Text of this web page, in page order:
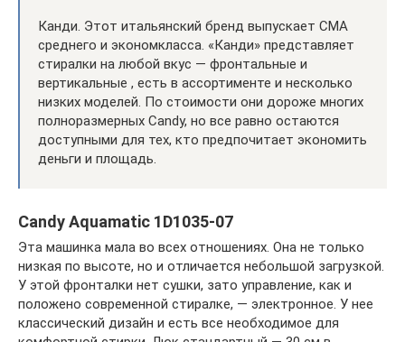
Канди. Этот итальянский бренд выпускает СМА
среднего и экономкласса. «Канди» представляет
стиралки на любой вкус — фронтальные и
вертикальные , есть в ассортименте и несколько
низких моделей. По стоимости они дороже многих
полноразмерных Candy, но все равно остаются
доступными для тех, кто предпочитает экономить
деньги и площадь.
Candy Aquamatic 1D1035-07
Эта машинка мала во всех отношениях. Она не только
низкая по высоте, но и отличается небольшой загрузкой.
У этой фронталки нет сушки, зато управление, как и
положено современной стиралке, — электронное. У нее
классический дизайн и есть все необходимое для